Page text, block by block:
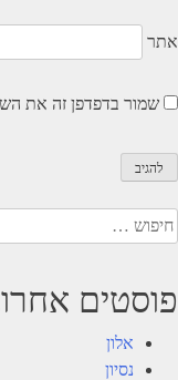
אתר
שמור בדפדפן זה את
חיפוש:
פוסטים
אלון
נסיון